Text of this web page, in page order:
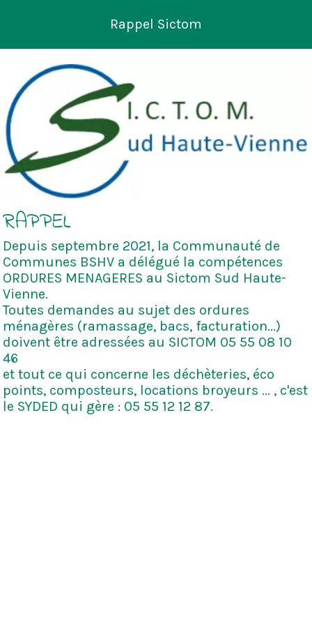
Rappel Sictom
RAPPEL
Depuis septembre 2021, la Communauté de
Communes BSHV a délégué la compétences
ORDURES MENAGERES au Sictom Sud Haute-
Vienne.
Toutes demandes au sujet des ordures
ménagères (ramassage, bacs, facturation...)
doivent être adressées au SICTOM 05 55 08 10
46
et tout ce qui concerne les déchèteries, éco
points, composteurs, locations broyeurs ... , c'est
le SYDED qui gère : 05 55 12 12 87.